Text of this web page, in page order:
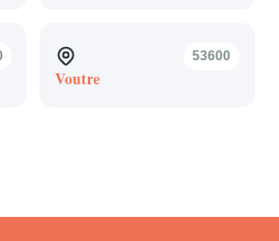
53600
Voutre